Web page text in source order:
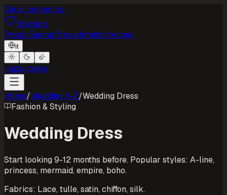
Vai al contenuto
Brutlers
PrezziEsempiTrova fornitoriAccedi
it
Inizia gratis
Home/Wedding A-Z/Wedding Dress
Fashion & Styling
Wedding Dress
Start looking 9-12 months before. Popular styles: A-line,
princess, mermaid, empire, boho.
Fabrics: Lace, tulle, satin, chiffon, silk.